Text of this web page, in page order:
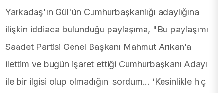
Yarkadaş'ın Gül'ün Cumhurbaşkanlığı adaylığına
ilişkin iddiada bulunduğu paylaşıma, "Bu paylaşımı
Saadet Partisi Genel Başkanı Mahmut Arıkan’a
ilettim ve bugün işaret ettiği Cumhurbaşkanı Adayı
ile bir ilgisi olup olmadığını sordum… ‘Kesinlikle hiç